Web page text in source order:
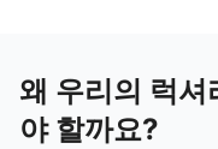
왜 우리의 럭셔
야 할까요?